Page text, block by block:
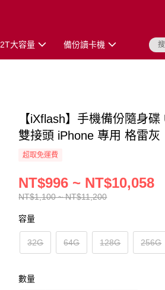
2T大容量 備份讀卡機
【iXflash】手機備份隨身
雙接頭 iPhone 專用 格雷灰
超取免運費
NT$1,100 ~ NT$11,200
NT$996 ~ NT$10,058
容量
32G 64G 128G 256G
數量